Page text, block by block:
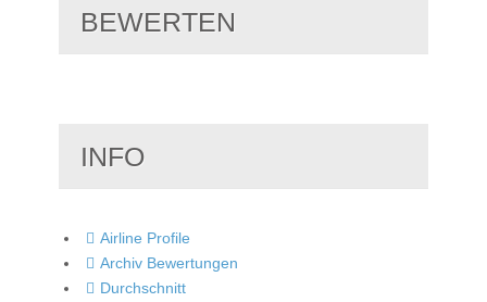
BEWERTEN
INFO
Airline Profile
Archiv Bewertungen
Durchschnitt